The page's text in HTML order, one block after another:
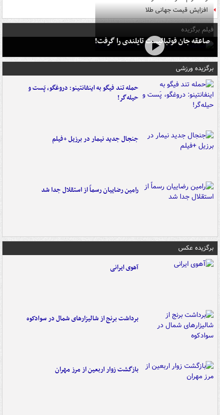
افزایش قیمت جهانی طلا
فیلم برگزیده
صاعقه جان فوتبالیست تایلندی را گرفت!
برگزیده ورزشی
حمله تند فیگو به اینفانتینو: دروغگو، پَست‌ و
حیله‌گر!
جنجال جدید نیمار در برزیل +فیلم
رامین رضاییان رسماً از استقلال جدا شد
برگزیده عکس
آهوی ایرانی
برداشت برنج از شالیزارهای شمال در سوادکوه
بازگشت زوار اربعین از مرز مهران